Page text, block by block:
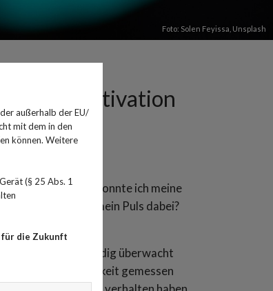
Foto: Solen Feyissa Unsplash
Motivation
Tiefschlafphase? Konnte ich meine
wie hoch war mein Puls dabei?
des Körpers ständig überwacht
Geschwindigkeit gemessen
außerhalb der EU/
mit dem in den
können. Weitere
(§ 25 Abs. 1
die Zukunft